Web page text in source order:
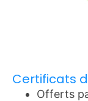
Certificats
Offerts